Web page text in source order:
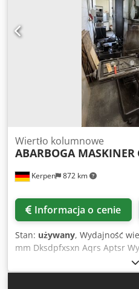
Kerpen 872 km
Wiertło kolumnowe
ABARBOGA MASKINER
Informacja o cenie
Stan: używany, Wydajność
mm Dksdpfxsxn Aqrs Aptsr
mm ABARBOGA MASKINER
BEZ imadła